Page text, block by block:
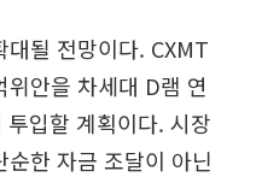
될 전망이다. CXMT
안을 차세대 D램 연
입할 계획이다. 시장
한 자금 조달이 아닌